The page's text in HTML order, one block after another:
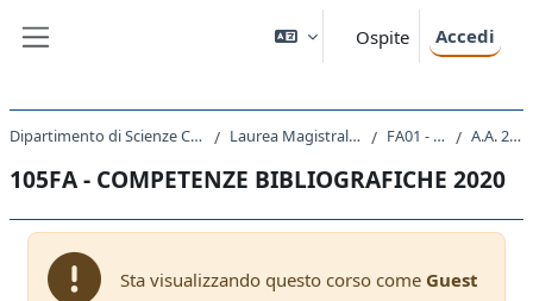
Ospite Accedi
Dipartimento di Scienze Chimiche e Farmaceutiche Laurea Magistrale Ciclo Unico 5 anni FA01 - FARMACIA A.A. 2020 - 2021
105FA - COMPETENZE BIBLIOGRAFICHE 2020
Sta visualizzando questo corso come Guest